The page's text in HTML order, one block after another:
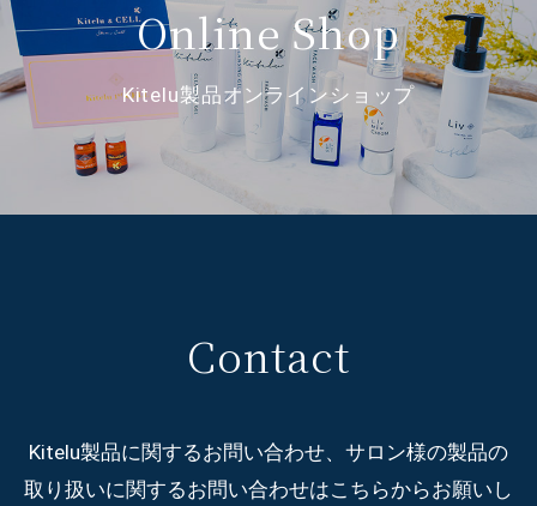
Online Shop
Kitelu製品オンラインショップ
Contact
Kitelu製品に関するお問い合わせ、サロン様の製品の
取り扱いに関するお問い合わせはこちらからお願いし